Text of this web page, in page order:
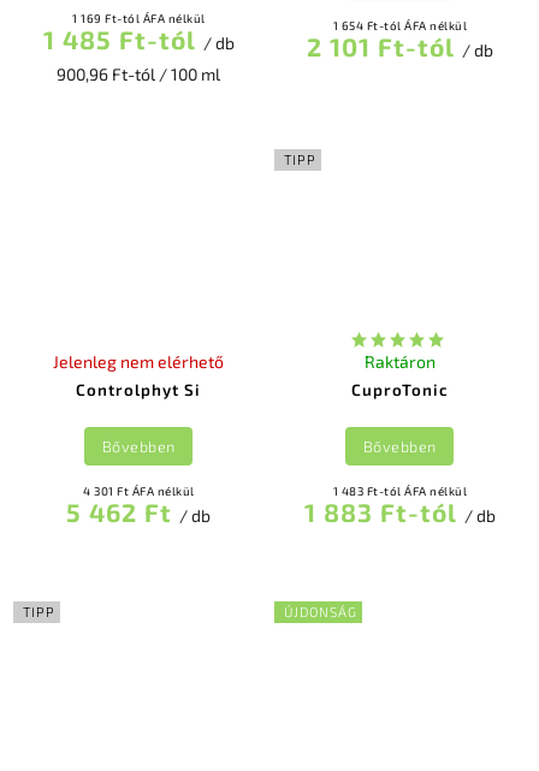
1 169 Ft-tól ÁFA nélkül
1 485 Ft-tól / db
900,96 Ft-tól / 100 ml
1 654 Ft-tól ÁFA nélkül
2 101 Ft-tól / db
Controlphyt Si
Jelenleg nem elérhető
4 301 Ft ÁFA nélkül
5 462 Ft / db
Bővebben
TIPP
CuproTonic
Raktáron
1 483 Ft-tól ÁFA nélkül
1 883 Ft-tól / db
Bővebben
TIPP ÚJDONSÁG